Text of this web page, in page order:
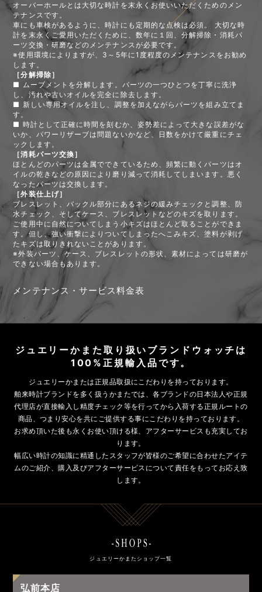
オーバーホールとは大切な時計を末永くお使いいただくためのメン
テナンスです。
車にも車検があるように、時計にも定期的な点検は必須。 大切な時
計を末永くご愛用いただくために、数年に１回、分解掃除・消耗パ
ーツ交換・研磨などのメンテナンスが必要です。
※使用環境によりますが、3～5年に1度程度のメンテナンスをお勧め
します。
［分解掃除］
■ ムーブメントを分解します。パーツの一つひとつを丁寧に洗浄
し、汚れや古いオイルを完全に除去します。
■ 新しい専用オイルを注し、調整を加えながらパーツを組み立てま
す。
■ 時計として正確に時間を刻むか、姿勢差によって大きな誤差がな
いか、パワーリザーブは問題ないかなど、日数をかけて厳重にチェ
ックします。
［消耗パーツ交換］
ほとんどのパーツは金属でできているため、頻繁に動くパーツはオ
イルの乾きなどの原因により磨り減って消耗してしまいます。悪く
なったパーツは交換します。
［外装仕上げ］
ブレスレット、バックル部分にあるネジの緩みチェックと調整、防
水チェック、そしてケース、ブレスレットなどのキズを取ります。
ご使用中に自然についてしまう小キズはほとんど取ることができま
す。但し、強い衝撃によりついてしまったへこみキズ、塗料が剥げ
たキズは取りきれないことがあります。
※外装パーツ、ケース、ブレスレットの形状、素材によっては研磨が
できない場合もあります。
メンテナンス・サービス料金表
ジュエリーかまた取り扱いブランドウォッチは
100%正規輸入品です。
ジュエリーかまたは正規品取扱にこだわりを持っております。
舶来時計ブランドを多く扱うかまたでは、各ブランドの日本法人や正規
代理店が直接輸入し精度チェック等を行ってから入荷する正規ルートの
商品、つまり安心を共にご提供する事にこだわりを持っております。
お求め頂いた後も永くお使い頂ける様、アフターサービスも充実してお
ります。
幅広い時計の知識に精通したスタッフが皆様のご希望に合わせたアイテ
ムのご紹介、購入及びアフターサービスについて責任をもってお応え致
します。
ジュエリーかまたショップ一覧
弘前本店